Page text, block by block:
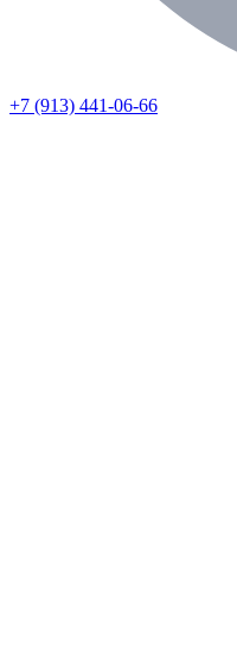
+7 (913) 441-06-66